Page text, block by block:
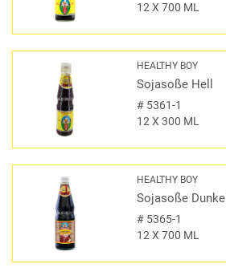
12 X 700 ML
HEALTHY BOY
Sojasoße Hell
#5361-1
12 X 300 ML
HEALTHY BOY
Sojasoße Dunkel
#5365-1
12 X 700 ML